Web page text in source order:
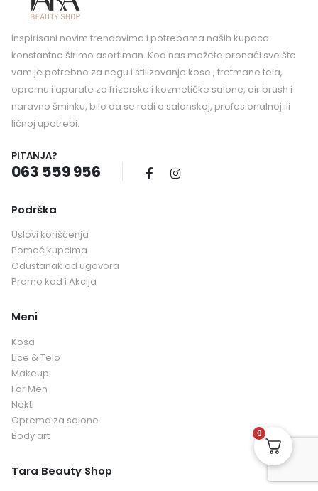
Inspirisani novim trendovima i potrebama naših kupaca
konstantno širimo asortiman. Kod nas možete pronaći sve što
vam je potrebno za negu i stilizovanje kose , tretmane tela,
opremu i aparate za frizerske i kozmetičke salone, air brush i
naravno šminku, bilo da se radi o salonskoj, profesionalnoj ili
ličnoj upotrebi.
PITANJA?
063 559 956
Podrška
Uslovi korišćenja
Pomoć kupcima
Odustanak od ugovora
Promo kod i Akcija
Meni
Kosa
Lice & Telo
Makeup
For Men
Nokti
Oprema za salone
Body art
Tara Beauty Shop
0